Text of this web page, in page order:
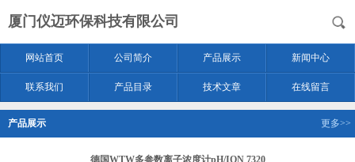
厦门仪迈环保科技有限公司
网站首页 公司简介 产品展示 新闻中心
联系我们 产品目录 技术文章 在线留言
产品展示 更多>>
德国WTW多参数离子浓度计pH/ION 7320